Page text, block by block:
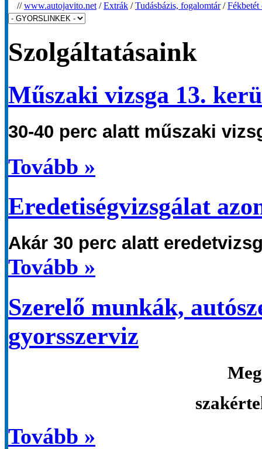
//www.autojavito.net /Extrák /Tudásbázis, fogalomtár/Fékbetét
Szolgáltatásaink
Műszaki vizsga 13.
30-40 perc alatt műszaki
Tovább »
Eredetiségvizsgálat
Akár 30 perc alatt
Tovább »
Szerelő munkák,
gyorsszerviz
Tovább »